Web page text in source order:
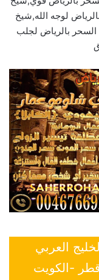
لوجه الله,شيخ
بالرياض لجلب
العربي
قطر -الكويت